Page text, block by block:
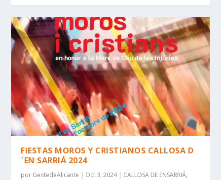
FIESTAS MOROS Y CRISTIANOS CALLOSA D
´EN SARRIÁ 2024
por GentedeAlicante | Oct 3, 2024| CALLOSA DE ENSARRIÁ,